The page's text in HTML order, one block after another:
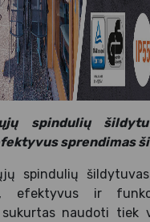
spindulių
sprendimas
spindulių
efektyvus ir
sukurtas naudoti tiek